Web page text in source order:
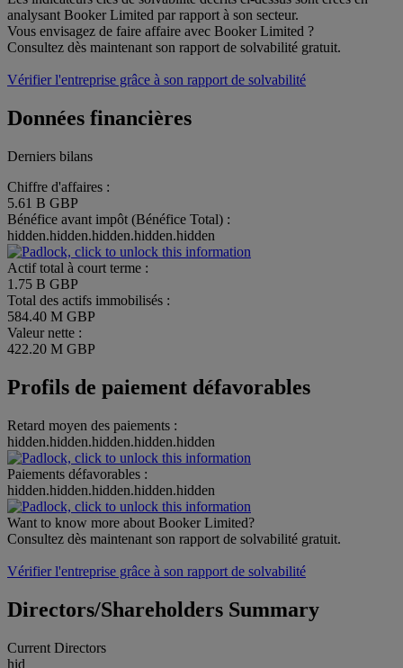
analysant Booker Limited par rapport à son secteur.
Vous envisagez de faire affaire avec Booker Limited ?
Consultez dès maintenant son rapport de solvabilité gratuit.
Vérifier l'entreprise grâce à son rapport de solvabilité
Données financières
Derniers bilans
Chiffre d'affaires :
5.61 B GBP
Bénéfice avant impôt (Bénéfice Total) :
hidden.hidden.hidden.hidden.hidden
Actif total à court terme :
1.75 B GBP
Total des actifs immobilisés :
584.40 M GBP
Valeur nette :
422.20 M GBP
Profils de paiement défavorables
Retard moyen des paiements :
hidden.hidden.hidden.hidden.hidden
Paiements défavorables :
hidden.hidden.hidden.hidden.hidden
Want to know more about Booker Limited?
Consultez dès maintenant son rapport de solvabilité gratuit.
Vérifier l'entreprise grâce à son rapport de solvabilité
Directors/Shareholders Summary
Current Directors
hid